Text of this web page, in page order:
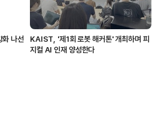
화 나선
KAIST, '제1회 로봇 해커톤' 개최하며 피
지컬 AI 인재 양성한다